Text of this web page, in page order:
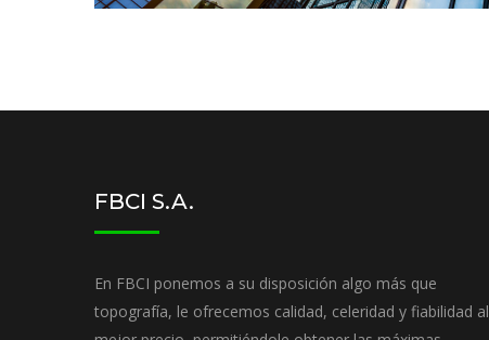
FBCI S.A.
En FBCI ponemos a su disposición algo más que
topografía, le ofrecemos calidad, celeridad y fiabilidad al